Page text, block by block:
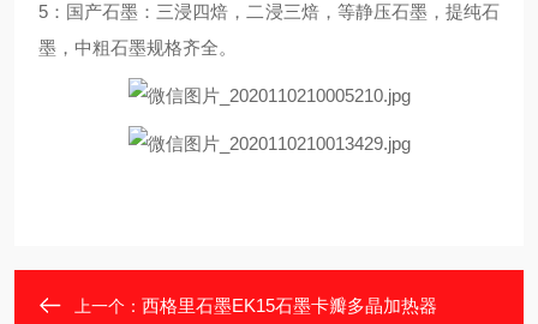
5：国产石墨：三浸四焙，二浸三焙，等静压石墨，提纯石
墨，中粗石墨规格齐全。
上一个： 西格里石墨EK15石墨卡瓣多晶加热器